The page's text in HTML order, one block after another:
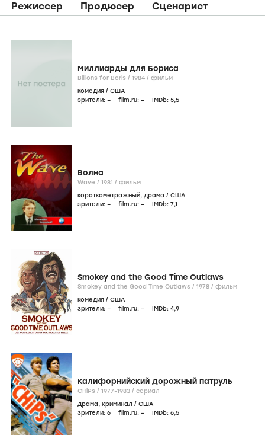
Режиссер Продюсер Сценарист
Миллиарды для Бориса
Billions for Boris / 1984 / фильм
комедия / США
зрители: – film.ru: – IMDb: 5,5
Волна
Wave / 1981 / фильм
короткометражный, драма / США
зрители: – film.ru: – IMDb: 7,1
Smokey and the Good Time Outlaws
Smokey and the Good Time Outlaws / 1978 / фильм
комедия / США
зрители: – film.ru: – IMDb: 4,9
Калифорнийский дорожный патруль
CHiPs / 1977-1983 / сериал
драма, криминал / США
зрители: 6 film.ru: – IMDb: 6,5